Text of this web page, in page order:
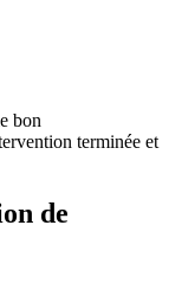
bon
terminée et
de